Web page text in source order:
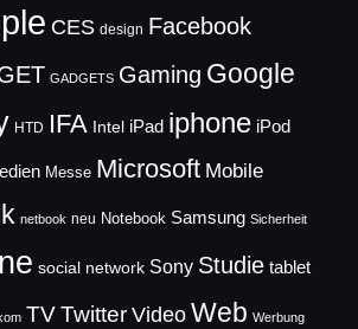
CES design Facebook
GADGETS Gaming Google
HTD IFA Intel iPad iphone iPod
Messe Microsoft Mobile
netbook neu Notebook Samsung Sicherheit
social network Sony Studie tablet
TVTwitter Video Web Werbung